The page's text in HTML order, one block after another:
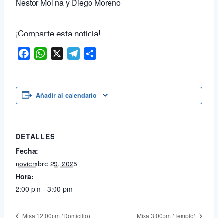
Nestor Molina y Diego Moreno
¡Comparte esta noticia!
FacebookWhatsApp Telegram
Añadir al calendario
DETALLES
Fecha:
noviembre 29, 2025
Hora:
2:00 pm - 3:00 pm
Misa 12:00pm (Domicilio) Misa 3:00pm (Templo)